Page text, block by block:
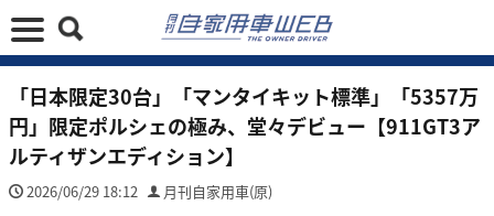
「日本限定30台」「マンタイキット標準」「5357万
円」限定ポルシェの極み、堂々デビュー【911GT3ア
ルティザンエディション】
2026/06/29 18:12 月刊自家用車(原)